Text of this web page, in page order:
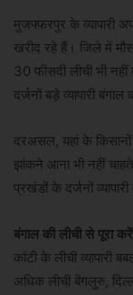
मुजफ्फरपुर के व्यापारी
खरीद रहे हैं। जिले में
30 फीसदी लीची भी
दर्जनों बड़े व्यापारी
दरअसल, यहां के किसानों
झांकने आना भी नहीं
प्रखंडों के दर्जनों
बंगाल की लीची से पूरा
कांटी के लीची
अधिक लीची बेंगलुरु,